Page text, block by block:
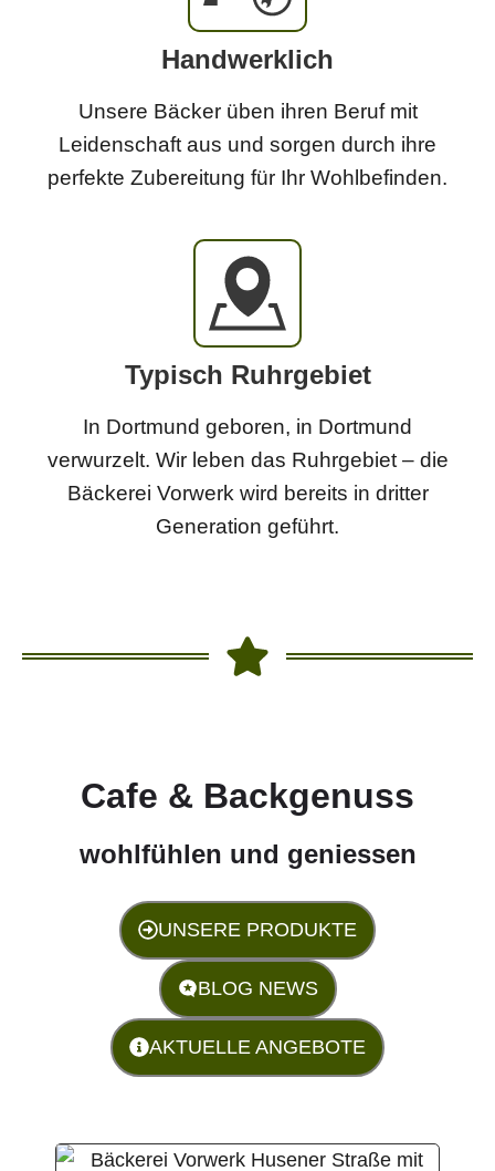
Handwerklich
Unsere Bäcker üben ihren Beruf mit
Leidenschaft aus und sorgen durch ihre
perfekte Zubereitung für Ihr Wohlbefinden.
Typisch Ruhrgebiet
In Dortmund geboren, in Dortmund
verwurzelt. Wir leben das Ruhrgebiet – die
Bäckerei Vorwerk wird bereits in dritter
Generation geführt.
Cafe & Backgenuss
wohlfühlen und geniessen
UNSERE PRODUKTE
BLOG NEWS
AKTUELLE ANGEBOTE